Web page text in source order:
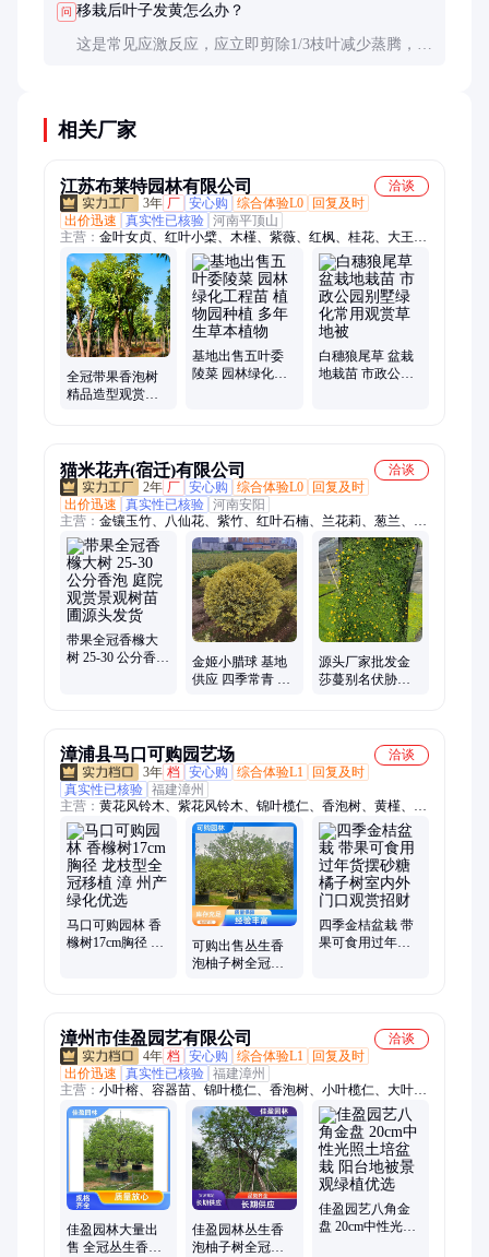
问 移栽后叶子发黄怎么办？
这是常见应激反应，应立即剪除1/3枝叶减少蒸腾，施
相关厂家
江苏布莱特园林有限公司
洽谈
3年 厂 安心购 综合体验L0
回复及时
出价迅速
真实性已核验 河南平顶山
主营： 金叶女贞、红叶小檗、木槿、紫薇、红枫、桂花、大王椰
子、加拿利海枣、紫荆、五彩锦带、榆叶梅、红梅、美人梅、棕
榈、大叶黄杨、小叶黄杨、红瑞木、水蜡苗、西府海棠、红叶
李、洒金柏、白玉兰、樱花、碧桃、法国冬青
全冠带果香泡树
精品造型观赏性
基地出售五叶委
陵菜 园林绿化工
白穗狼尾草 盆栽
地栽苗 市政公园
猫米花卉(宿迁)有限公司
洽谈
2年 厂 安心购 综合体验L0
回复及时
出价迅速
真实性已核验 河南安阳
主营： 金镶玉竹、八仙花、紫竹、红叶石楠、兰花莉、葱兰、大
花雏菊、月季、海棠、落新妇、桂花、石菖蒲、马蹄金、鸢尾、
金鸡菊、美人梅、木香花、水果篮、金钟花、千鸟花、金叶女
贞、西洋杜鹃、比利时杜鹃、太阳花
带果全冠香橼大
树 25‑30 公分香泡
金姬小腊球 基地
供应 四季常青 阳
源头厂家批发金
莎蔓别名伏胁花
漳浦县马口可购园艺场
洽谈
3年 档 安心购 综合体验L1
回复及时
真实性已核验 福建漳州
主营： 黄花风铃木、紫花风铃木、锦叶榄仁、香泡树、黄槿、麻
楝、黄金香柳、千层金、三角梅、花叶良姜、南洋杉
马口可购园林 香
橼树17cm胸径 龙
可购出售丛生香
泡柚子树全冠单
四季金桔盆栽 带
果可食用过年货
漳州市佳盈园艺有限公司
洽谈
4年 档 安心购 综合体验L1
回复及时
出价迅速
真实性已核验 福建漳州
主营： 小叶榕、容器苗、锦叶榄仁、香泡树、小叶榄仁、大叶紫
薇、绿化苗木、黄花风铃木、五雀三角梅、园林绿化工程苗
佳盈园林大量出
售 全冠丛生香泡
佳盈园林丛生香
泡柚子树全冠单
佳盈园艺八角金
盘 20cm中性光照